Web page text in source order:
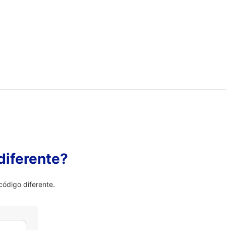
diferente.